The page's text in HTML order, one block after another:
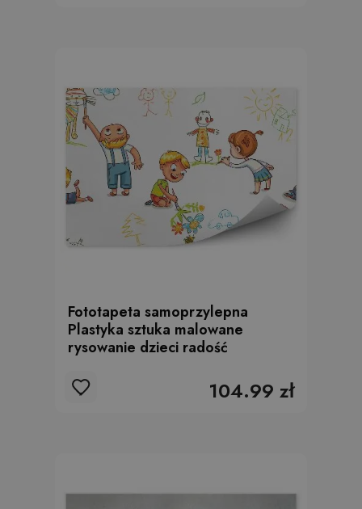
Fototapeta samoprzylepna
Plastyka sztuka malowane
rysowanie dzieci radość
104.99 zł